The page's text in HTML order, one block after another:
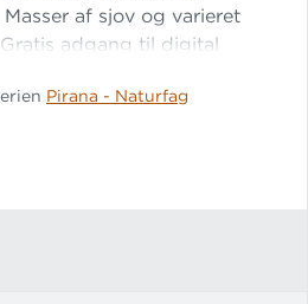
af sjov og varieret
adgang til digital
Pirana - Naturfag